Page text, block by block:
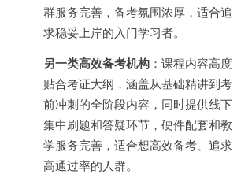
群服务完善，备考氛围浓厚，适合追
求稳妥上岸的入门学习者。
另一类高效备考机构 ：课程内容高度
贴合考证大纲，涵盖从基础精讲到考
前冲刺的全阶段内容，同时提供线下
集中刷题和答疑环节，硬件配套和教
学服务完善，适合想高效备考、追求
高通过率的人群。